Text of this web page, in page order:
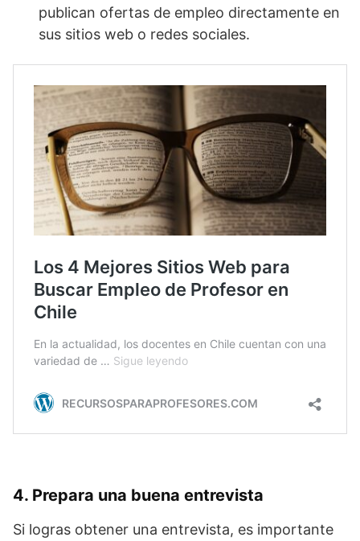
publican ofertas de empleo directamente en
sus sitios web o redes sociales.
4. Prepara una buena entrevista
Si logras obtener una entrevista, es importante